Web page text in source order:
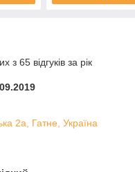
з 65 відгуків за рік
2а, Гатне, Україна